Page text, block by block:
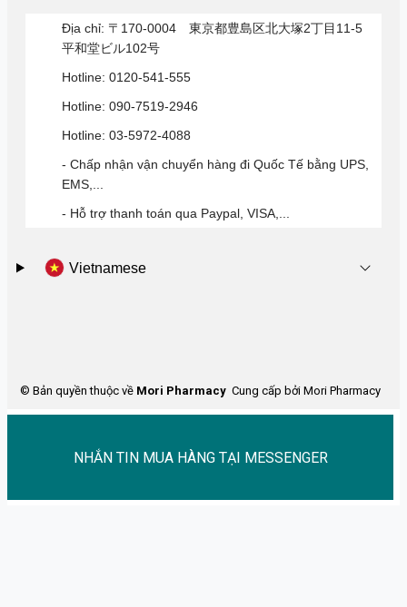
Địa chỉ: 〒170-0004 東京都豊島区北大塚2丁目11-5
平和堂ビル102号
Hotline: 0120-541-555
Hotline: 090-7519-2946
Hotline: 03-5972-4088
- Chấp nhận vận chuyển hàng đi Quốc Tế bằng UPS,
EMS,...
- Hỗ trợ thanh toán qua Paypal, VISA,...
Vietnamese
© Bản quyền thuộc về Mori Pharmacy Cung cấp bởi Mori Pharmacy
NHẮN TIN MUA HÀNG TẠI MESSENGER